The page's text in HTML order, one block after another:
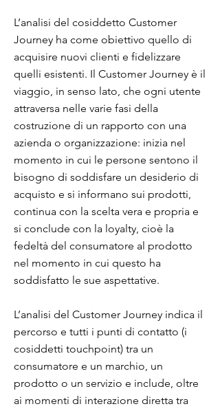
L’analisi del cosiddetto Customer
Journey ha come obiettivo quello di
acquisire nuovi clienti e fidelizzare
quelli esistenti. Il Customer Journey è il
viaggio, in senso lato, che ogni utente
attraversa nelle varie fasi della
costruzione di un rapporto con una
azienda o organizzazione: inizia nel
momento in cui le persone sentono il
bisogno di soddisfare un desiderio di
acquisto e si informano sui prodotti,
continua con la scelta vera e propria e
si conclude con la loyalty, cioè la
fedeltà del consumatore al prodotto
nel momento in cui questo ha
soddisfatto le sue aspettative.
L’analisi del Customer Journey indica il
percorso e tutti i punti di contatto (i
cosiddetti touchpoint) tra un
consumatore e un marchio, un
prodotto o un servizio e include, oltre
ai momenti di interazione diretta tra